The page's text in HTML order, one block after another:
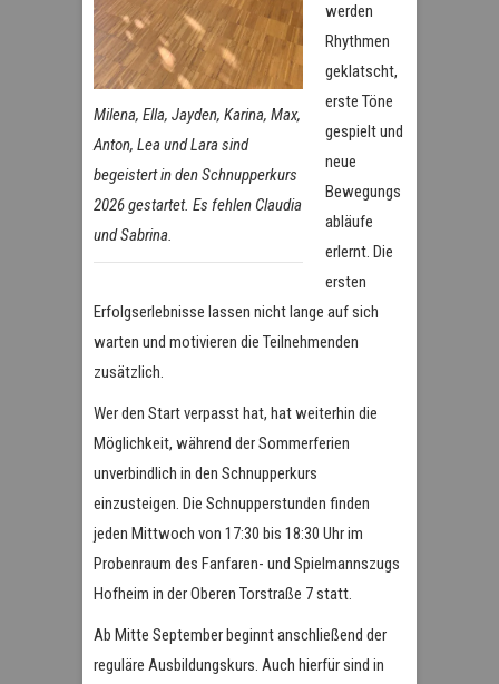
Milena, Ella, Jayden, Karina, Max,
Anton, Lea und Lara sind
begeistert in den Schnupperkurs
2026 gestartet. Es fehlen Claudia
und Sabrina.
werden
Rhythmen
geklatscht,
erste Töne
gespielt und
neue
Bewegungs
abläufe
erlernt. Die
ersten
Erfolgserlebnisse lassen nicht lange auf sich
warten und motivieren die Teilnehmenden
zusätzlich.
Wer den Start verpasst hat, hat weiterhin die
Möglichkeit, während der Sommerferien
unverbindlich in den Schnupperkurs
einzusteigen. Die Schnupperstunden finden
jeden Mittwoch von 17:30 bis 18:30 Uhr im
Probenraum des Fanfaren- und Spielmannszugs
Hofheim in der Oberen Torstraße 7 statt.
Ab Mitte September beginnt anschließend der
reguläre Ausbildungskurs. Auch hierfür sind in